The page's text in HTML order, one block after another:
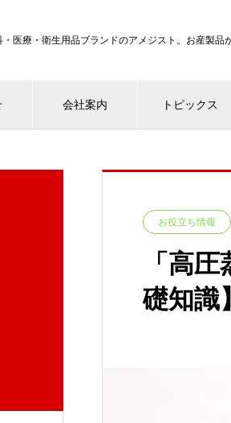
医療・衛生用品ブランドのアメジスト。お産製品
会社案内 トピックス
お役立ち情報
「高
礎知識】